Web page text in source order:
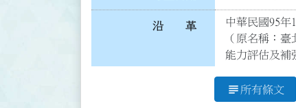
沿 革
中華民國95年
（原名稱：
能力評估及補
subject 所有條文